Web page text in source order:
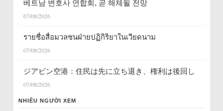
베트남 변호사 연합회, 곧 해체될 전망
07/08/2026
รายชื่อสื่อมวลชนฝ่ายปฏิกิริยาในเวียดนาม
07/08/2026
ジアビン空港：住民は先に立ち退き、権利は後回し
07/08/2026
NHIỀU NGƯỜI XEM